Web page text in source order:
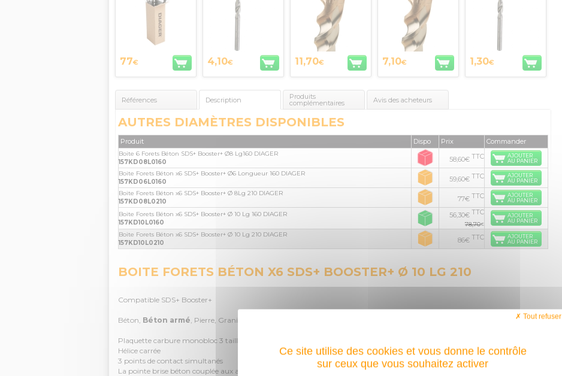
77€ 4,10€ 11,70€ 7,10€ 1,30€
Références Description Produits
complémentaires Avis des acheteurs
AUTRES DIAMÈTRES DISPONIBLES
Produit Dispo Prix Commander
Boite 6 Forets Béton SDS+ Booster+ Ø8 Lg160 DIAGER
157KD08L0160
58,60€ TTC
AJOUTER
AU PANIER
Boite Forets Béton x6 SDS+ Booster+ Ø6 Longueur 160 DIAGER
157KD06L0160
59,60€ TTC
AJOUTER
AU PANIER
Boite Forets Béton x6 SDS+ Booster+ Ø 8Lg 210 DIAGER
157KD08L0210
77€ TTC
AJOUTER
AU PANIER
Boite Forets Béton x6 SDS+ Booster+ Ø 10 Lg 160 DIAGER
157KD10L0160
56,30€ TTC
78,70€
AJOUTER
AU PANIER
Boite Forets Béton x6 SDS+ Booster+ Ø 10 Lg 210 DIAGER
157KD10L0210
86€ TTC
AJOUTER
AU PANIER
BOITE FORETS BÉTON X6 SDS+ BOOSTER+ Ø 10 LG 210
Compatible SDS+ Booster+
Béton, Béton armé, Pierre, Granit et Brique pleine
Plaquette carbure monobloc 3 taillants avec pointe auto-centrante
Hélice carrée
3 points de contact simultanés
La pointe brise béton couplée aux arêtes de coupe à 135° ne fissure pas le béton et permet un trou net
Ce site utilise des cookies et vous donne le contrôle
sur ceux que vous souhaitez activer
Tout refuser